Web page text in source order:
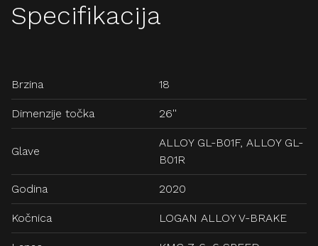
Specifikacija
Brzina 18
Dimenzije točka 26''
Glave
ALLOY GL-B01F, ALLOY GL-
B01R
Godina 2020
Kočnica LOGAN ALLOY V-BRAKE